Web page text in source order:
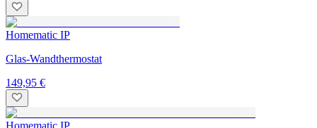
Homematic IP
Glas-Wandthermostat
149,95 €
Homematic IP